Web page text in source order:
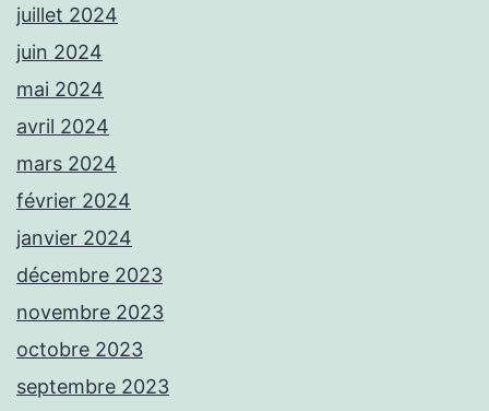
juillet 2024
juin 2024
mai 2024
avril 2024
mars 2024
février 2024
janvier 2024
décembre 2023
novembre 2023
octobre 2023
septembre 2023